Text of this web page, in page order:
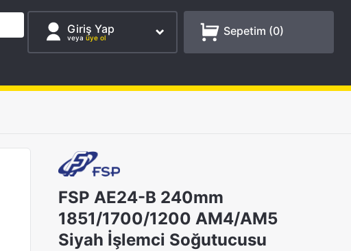
Giriş Yap
veya üye ol Sepetim (0)
FSP AE24-B 240mm
1851/1700/1200 AM4/AM5
Siyah İşlemci Soğutucusu